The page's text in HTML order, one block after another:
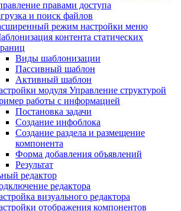
правами доступа
и поиск файлов
режим настройки меню
контента статических
Виды шаблонизации
Пассивный шаблон
Активный шаблон
модуля Управление структурой
работы с информацией
Постановка задачи
Создание инфоблока
Создание раздела и размещение
компонента
Форма добавления объявлений
Результат
редактор
редактора
визуального редактора
отображения компонентов